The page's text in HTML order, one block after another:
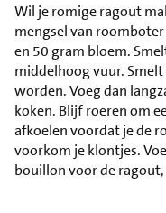
Wil je romige ragout
mengsel van
en 50 gram bloem.
middelhoog vuur.
worden. Voeg dan
koken. Blijf roeren om
afkoelen voordat je de
voorkom je klontjes.
bouillon voor de